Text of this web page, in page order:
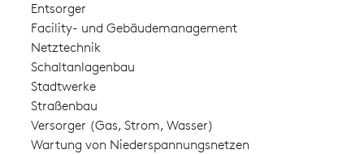
Entsorger
Facility- und Gebäudemanagement
Netztechnik
Schaltanlagenbau
Stadtwerke
Straßenbau
Versorger (Gas, Strom, Wasser)
Wartung von Niederspannungsnetzen